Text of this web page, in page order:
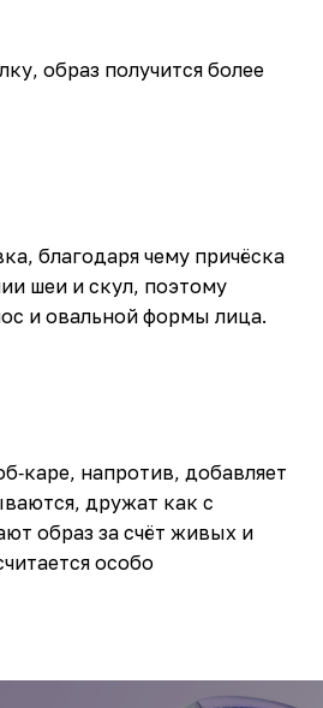
образ получится более
благодаря чему причёска
шеи и скул, поэтому
и овальной формы лица.
напротив, добавляет
дружат как с
образ за счёт живых и
особо